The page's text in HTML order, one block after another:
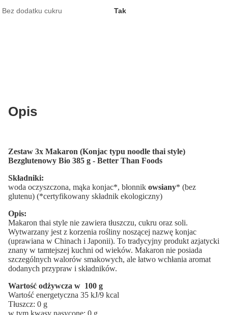
Bez dodatku cukru Tak
Opis
Zestaw 3x Makaron (Konjac typu noodle thai style)
Bezglutenowy Bio 385 g - Better Than Foods
Składniki:
woda oczyszczona, mąka konjac*, błonnik owsiany* (bez
glutenu) (*certyfikowany składnik ekologiczny)
Opis:
Makaron thai style nie zawiera tłuszczu, cukru oraz soli.
Wytwarzany jest z korzenia rośliny noszącej nazwę konjac
(uprawiana w Chinach i Japonii). To tradycyjny produkt azjatycki
znany w tamtejszej kuchni od wieków. Makaron nie posiada
szczególnych walorów smakowych, ale łatwo wchłania aromat
dodanych przypraw i składników.
Wartość odżywcza w 100 g
Wartość energetyczna 35 kJ/9 kcal
Tłuszcz: 0 g
w tym kwasy nasycone: 0 g